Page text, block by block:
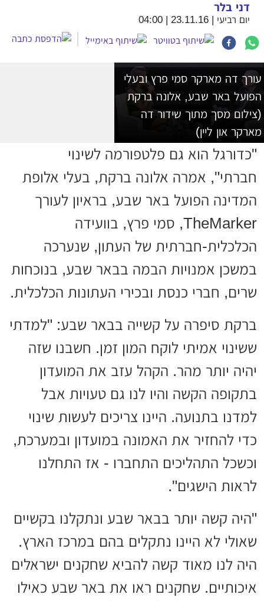
דני בלר
יום רביעי | 23.11.16 | 04:00
עורך דה מארקר סמי פרץ ובעלי
הפועל באר שבע, אלונה ברקת
(צילום מסך מתוך שידור דה
מארקר און ליין)
"כדורגל הוא גם פלטפורמה לשינוי
חברתי", אמרה אלונה ברקת, בעלי אלופת
המדינה הפועל באר שבע, בראיון לעורך
TheMarker, סמי פרץ, בוועידה
הכלכלית-חברתית של העתון, שנערכה
במשכן אמנויות הבמה בבאר שבע, בנוכחות
שרים, חברי כנסת ובכירי העתונות הכלכלית.
ברקת סיפרה על קשייה בבאר שבע: "למדתי
ששינוי אמיתי לוקח המון זמן. חשבנו שזה
יהיה יותר מהר. הקהל עזב את המועדון
בתקופה הקשה והיו לנו גם טעויות אבל
למדנו בתנועה. היינו צריכים לעשות שינוי
כדי להחזיר את האמונה במועדון ובמערכת,
וכשכל התהליכים התחברו - אז התחלנו
לראות הישגים".
"היה קשה יותר בבאר שבע ונתקלנו בקשיים
שאולי לא היינו נתקלים בהם במרכז הארץ.
היה לנו מאוד קשה להביא שחקנים ישראלים
איכותיים. שחקנים ראו את באר שבע כאילו